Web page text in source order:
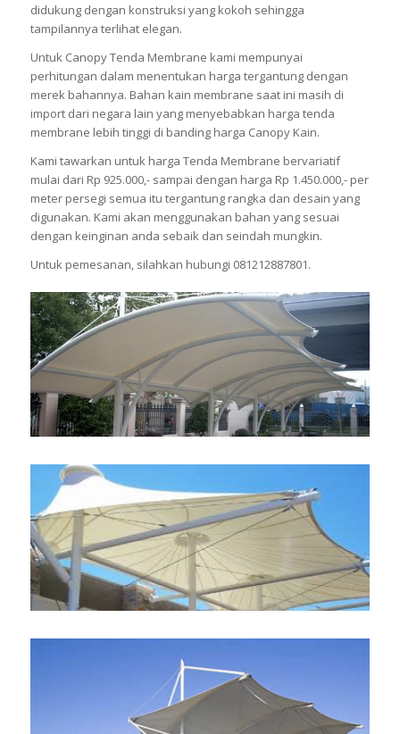
didukung dengan konstruksi yang kokoh sehingga
tampilannya terlihat elegan.
Untuk Canopy Tenda Membrane kami mempunyai
perhitungan dalam menentukan harga tergantung dengan
merek bahannya. Bahan kain membrane saat ini masih di
import dari negara lain yang menyebabkan harga tenda
membrane lebih tinggi di banding harga Canopy Kain.
Kami tawarkan untuk harga Tenda Membrane bervariatif
mulai dari Rp 925.000,- sampai dengan harga Rp 1.450.000,- per
meter persegi semua itu tergantung rangka dan desain yang
digunakan. Kami akan menggunakan bahan yang sesuai
dengan keinginan anda sebaik dan seindah mungkin.
Untuk pemesanan, silahkan hubungi 081212887801.